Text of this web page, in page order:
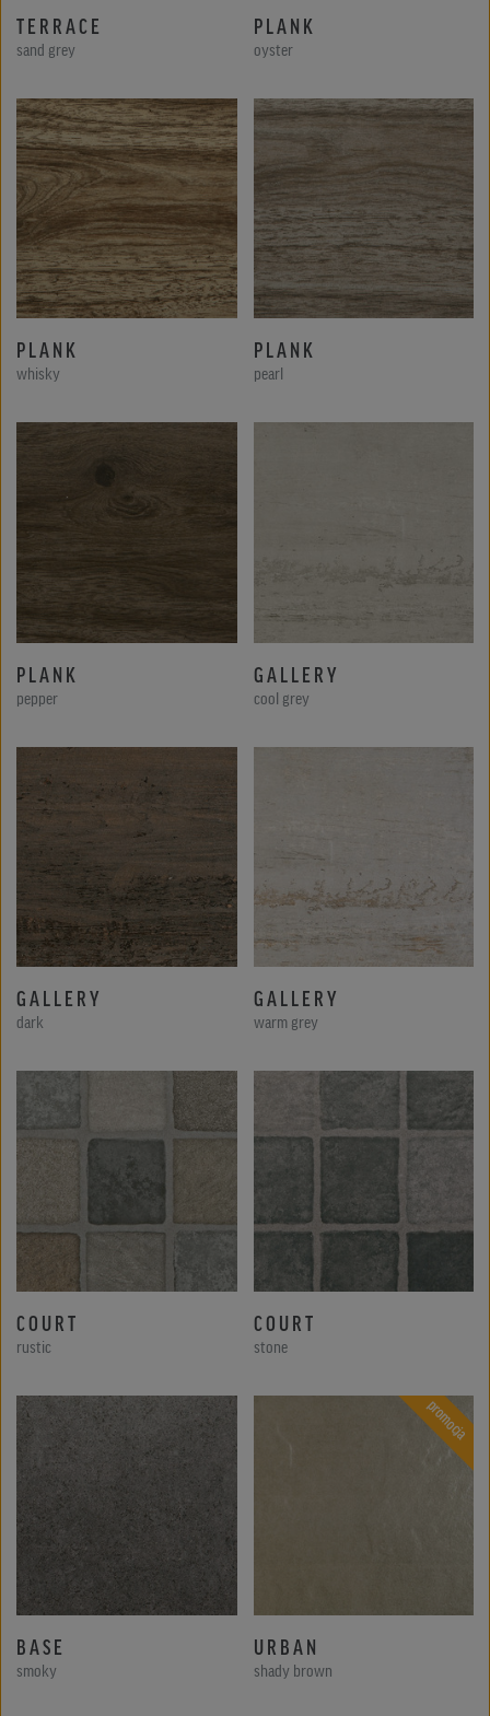
TERRACE
sand grey
PLANK
oyster
PLANK
whisky
PLANK
pearl
PLANK
pepper
GALLERY
cool grey
GALLERY
dark
GALLERY
warm grey
COURT
rustic
COURT
stone
BASE
smoky
promocja
URBAN
shady brown